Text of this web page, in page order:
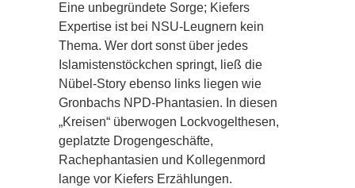
Eine unbegründete Sorge; Kiefers
Expertise ist bei NSU-Leugnern kein
Thema. Wer dort sonst über jedes
Islamistenstöckchen springt, ließ die
Nübel-Story ebenso links liegen wie
Gronbachs NPD-Phantasien. In diesen
„Kreisen“ überwogen Lockvogelthesen,
geplatzte Drogengeschäfte,
Rachephantasien und Kollegenmord
lange vor Kiefers Erzählungen.